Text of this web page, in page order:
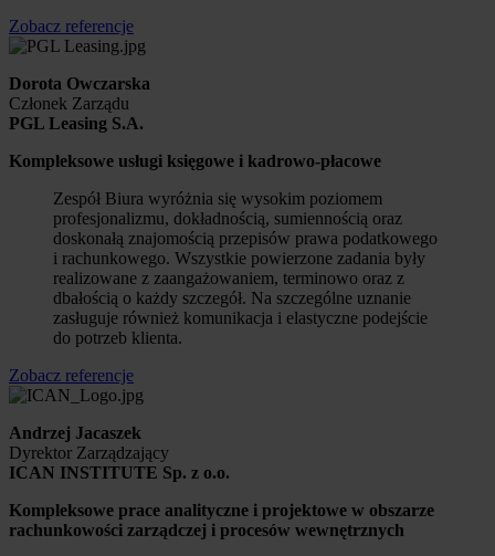
Zobacz referencje
Dorota Owczarska
Członek Zarządu
PGL Leasing S.A.
Kompleksowe usługi księgowe i kadrowo-płacowe
Zespół Biura wyróżnia się wysokim poziomem
profesjonalizmu, dokładnością, sumiennością oraz
doskonałą znajomością przepisów prawa podatkowego
i rachunkowego. Wszystkie powierzone zadania były
realizowane z zaangażowaniem, terminowo oraz z
dbałością o każdy szczegół. Na szczególne uznanie
zasługuje również komunikacja i elastyczne podejście
do potrzeb klienta.
Zobacz referencje
Andrzej Jacaszek
Dyrektor Zarządzający
ICAN INSTITUTE Sp. z o.o.
Kompleksowe prace analityczne i projektowe w obszarze
rachunkowości zarządczej i procesów wewnętrznych